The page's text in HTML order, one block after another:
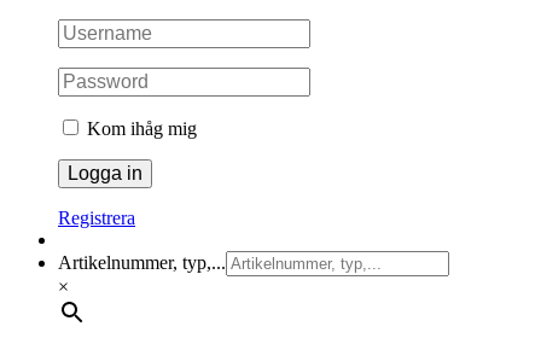
Kom ihåg mig
Registrera
Artikelnummer, typ,...
×